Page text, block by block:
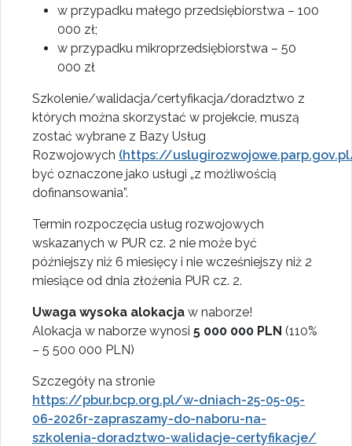
w przypadku małego przedsiębiorstwa – 100
000 zł;
w przypadku mikroprzedsiębiorstwa – 50
000 zł
Szkolenie/walidacja/certyfikacja/doradztwo z
których można skorzystać w projekcie, muszą
zostać wybrane z Bazy Usług
Rozwojowych (https://
być oznaczone jako usługi „z możliwością
dofinansowania”.
Termin rozpoczęcia usług rozwojowych
wskazanych w PUR cz. 2 nie może być
późniejszy niż 6 miesięcy i nie wcześniejszy niż 2
miesiące od dnia złożenia PUR cz. 2.
Uwaga wysoka alokacja w naborze!
Alokacja w naborze wynosi 5 000 000 PLN (110%
– 5 500 000 PLN)
Szczegóły na stronie
https://pbur.bcp.org.pl/w-dniach-25-05-05-
06-2026r-zapraszamy-do-naboru-na-
szkolenia-doradztwo-walidacje-certyfikacje/